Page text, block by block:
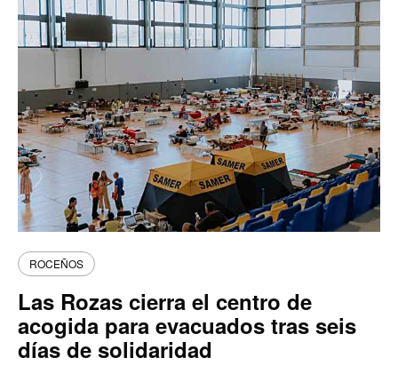
ROCEÑOS
Las Rozas cierra el centro de
acogida para evacuados tras seis
días de solidaridad